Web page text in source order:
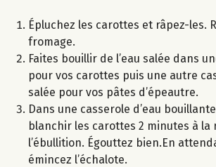
Épluchez les carottes et râpez-les.
fromage.
Faites bouillir de l’eau salée dans
pour vos carottes puis une autre
salée pour vos pâtes d’épeautre.
Dans une casserole d’eau
blanchir les carottes 2 minutes à la
l’ébullition. Égouttez bien.En
émincez l’échalote.